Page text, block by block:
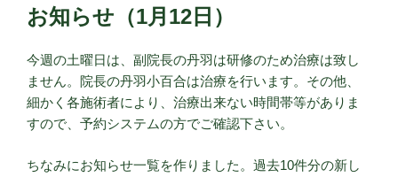
稿
日:
お知らせ（1月12日）
今週の土曜日は、副院長の丹羽は研修のため治療は致し
ません。院長の丹羽小百合は治療を行います。その他、
細かく各施術者により、治療出来ない時間帯等がありま
すので、予約システムの方でご確認下さい。
ちなみにお知らせ一覧を作りました。過去10件分の新し